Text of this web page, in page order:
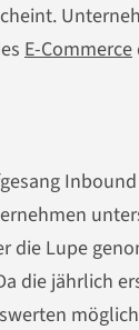
E-Commerce
Lupe
die jährlich